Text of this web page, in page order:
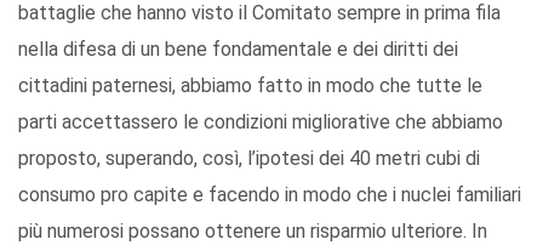
battaglie che hanno visto il Comitato sempre in prima fila
nella difesa di un bene fondamentale e dei diritti dei
cittadini paternesi, abbiamo fatto in modo che tutte le
parti accettassero le condizioni migliorative che abbiamo
proposto, superando, così, l’ipotesi dei 40 metri cubi di
consumo pro capite e facendo in modo che i nuclei familiari
più numerosi possano ottenere un risparmio ulteriore. In